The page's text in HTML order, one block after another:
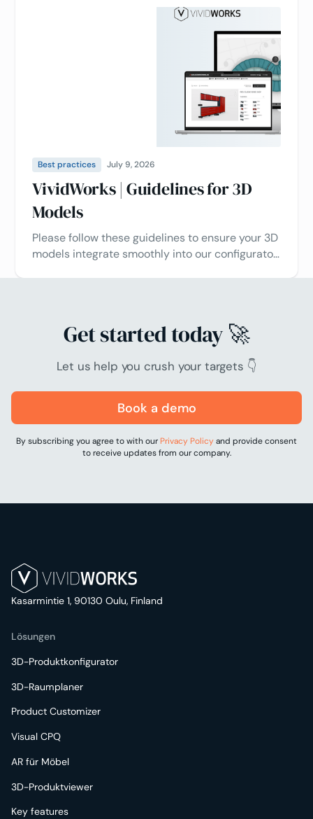
Konfigurator in Ihre Website, Ihren Online-Shop
oder Ihre Geschäftstools integrieren lässt, um
Best practices July 9, 2026
VividWorks | Guidelines for 3D
Models
Please follow these guidelines to ensure your 3D
models integrate smoothly into our configurator,
Get started today 🚀
Let us help you crush your targets 👇
Book a demo
By subscribing you agree to with our Privacy Policyand provide consent
to receive updates from our company.
Kasarmintie 1, 90130 Oulu, Finland
Lösungen
3D-Produktkonfigurator
3D-Raumplaner
Product Customizer
Visual CPQ
AR für Möbel
3D-Produktviewer
Key features